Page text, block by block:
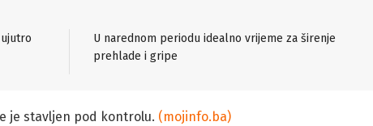
U narednom periodu idealno vrijeme za širenje
prehlade i gripe
je stavljen pod kontrolu. (mojinfo.ba)